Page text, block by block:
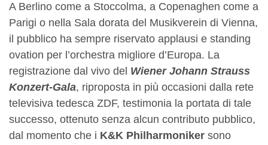
A Berlino come a Stoccolma, a Copenaghen come a
Parigi o nella Sala dorata del Musikverein di Vienna,
il pubblico ha sempre riservato applausi e standing
ovation per l’orchestra migliore d’Europa. La
registrazione dal vivo del Wiener Johann Strauss
Konzert-Gala, riproposta in più occasioni dalla rete
televisiva tedesca ZDF, testimonia la portata di tale
successo, ottenuto senza alcun contributo pubblico,
dal momento che i K&K Philharmoniker sono